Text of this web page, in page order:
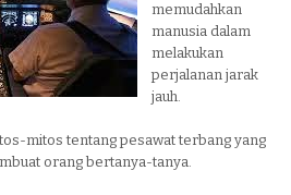
memudahkan
manusia dalam
melakukan
perjalanan jarak
jauh.
mitos tentang pesawat terbang yang
orang bertanya-tanya.